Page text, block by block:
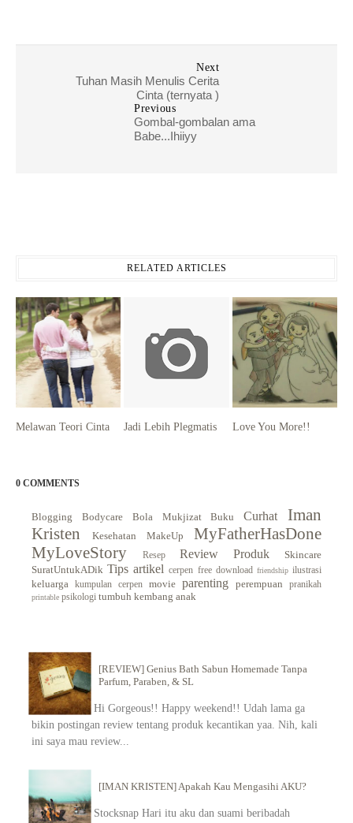
Next
Tuhan Masih Menulis Cerita
Cinta (ternyata )
Previous
Gombal-gombalan ama
Babe...Ihiiyy
RELATED ARTICLES
Melawan Teori Cinta Jadi Lebih Plegmatis Love You More!!
0 COMMENTS
Blogging Bodycare Bola Mukjizat Buku Curhat
Iman
Kristen
Kesehatan MakeUp
MyFatherHasDone
MyLoveStory
Resep Review Produk
Skincare
SuratUntukADik Tips artikel cerpen free download friendship ilustrasi
keluarga kumpulan cerpen movie parenting perempuan pranikah
printable psikologi tumbuh kembang anak
[REVIEW] Genius Bath Sabun Homemade Tanpa
Parfum, Paraben, & SL
Hi Gorgeous!! Happy weekend!! Udah lama ga
bikin postingan review tentang produk kecantikan yaa. Nih, kali
ini saya mau review...
[IMAN KRISTEN] Apakah Kau Mengasihi AKU?
Stocksnap Hari itu aku dan suami beribadah